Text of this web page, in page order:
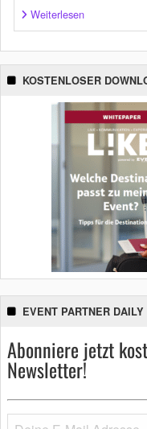
Weiterlesen
KOSTENLOSER
EVENT PARTNER DAILY
Abonniere jetzt
Newsletter!